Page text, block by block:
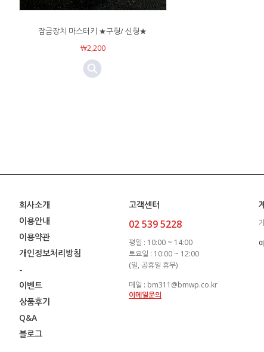
잠금장치 마스터키 ★구형/ 신형★
￦2,200
회사소개
이용안내
이용약관
개인정보처리방침
-
이벤트
상품후기
Q&A
블로그
고객센터
02 539 5228
평일 : 10:00 ~ 14:00
토요일 : 10:00 ~ 12:00
(일, 공휴일 휴무)
메일 : bm311@bmwp.co.kr
이메일문의